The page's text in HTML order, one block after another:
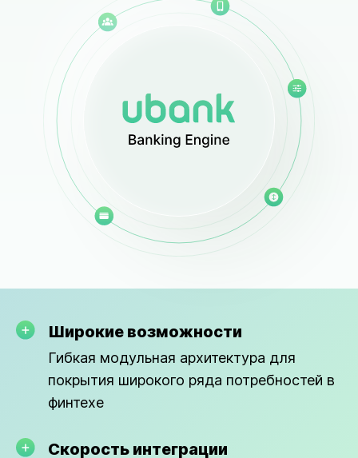
Широкие возможности
Гибкая модульная архитектура для
покрытия широкого ряда потребностей в
финтехе
Скорость интеграции